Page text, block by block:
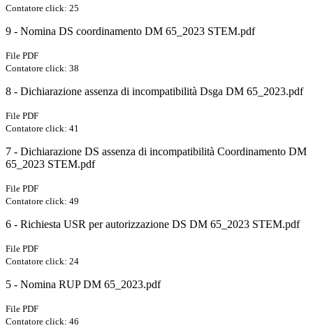
Contatore click: 25
9 - Nomina DS coordinamento DM 65_2023 STEM.pdf
File PDF
Contatore click: 38
8 - Dichiarazione assenza di incompatibilità Dsga DM 65_2023.pdf
File PDF
Contatore click: 41
7 - Dichiarazione DS assenza di incompatibilità Coordinamento DM
65_2023 STEM.pdf
File PDF
Contatore click: 49
6 - Richiesta USR per autorizzazione DS DM 65_2023 STEM.pdf
File PDF
Contatore click: 24
5 - Nomina RUP DM 65_2023.pdf
File PDF
Contatore click: 46